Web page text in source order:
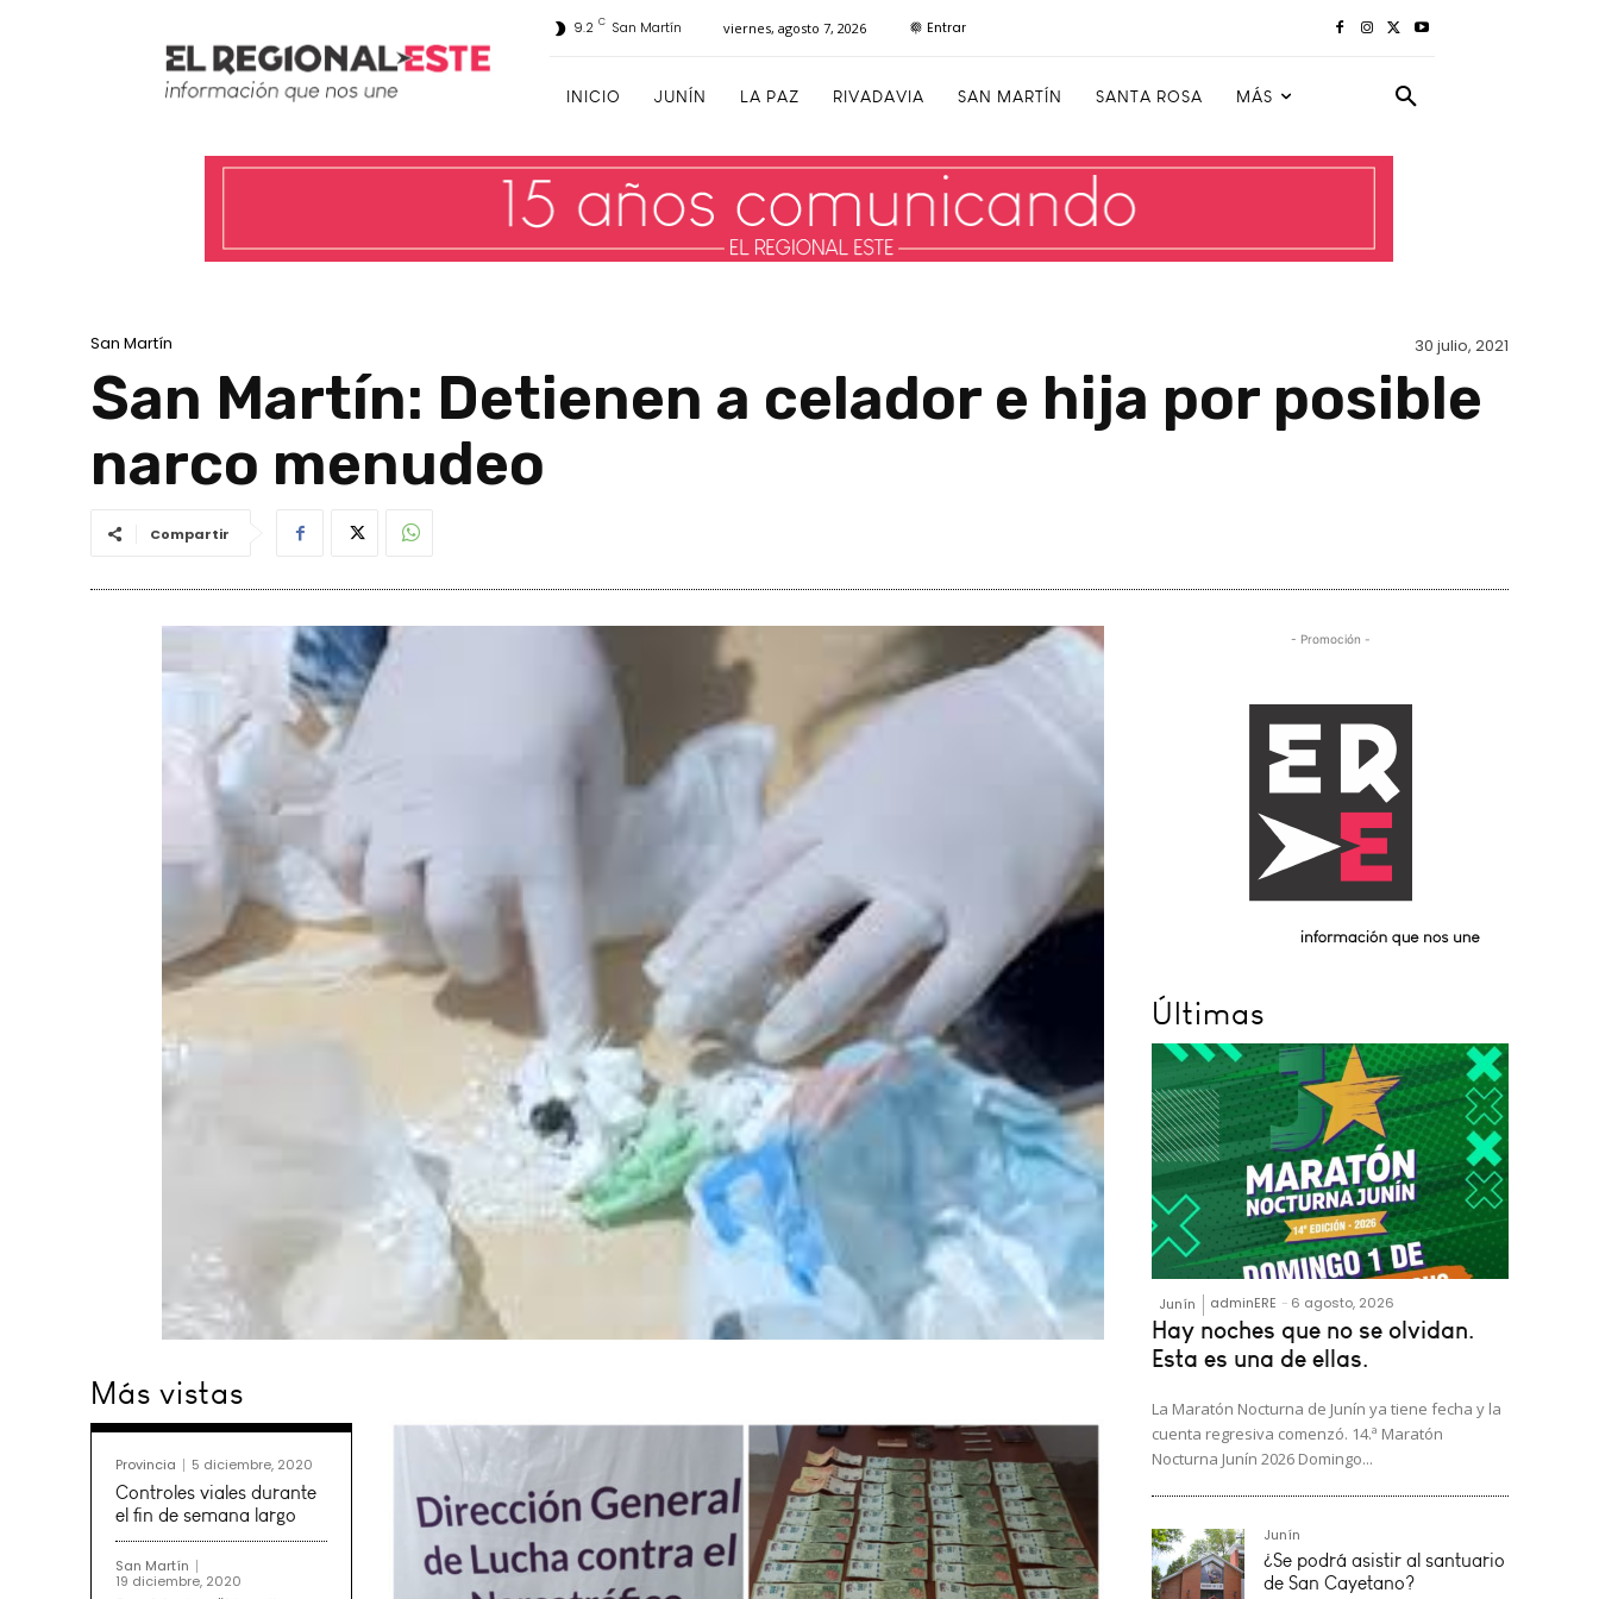
9.2 C San Martín viernes, agosto 7, 2026 Entrar
INICIO JUNÍN LA PAZ RIVADAVIA SAN MARTÍN SANTA ROSA MÁS
San Martín 30 julio, 2021
San Martín: Detienen a celador e hija por posible
narco menudeo
Compartir
Más vistas
Provincia 5 diciembre, 2020
Controles viales durante
el fin de semana largo
San Martín
19 diciembre, 2020
- Promoción -
Últimas
Junín adminERE - 6 agosto, 2026
Hay noches que no se olvidan.
Esta es una de ellas.
La Maratón Nocturna de Junín ya tiene fecha y la
cuenta regresiva comenzó. 14.ª Maratón
Nocturna Junín 2026 Domingo...
Junín
¿Se podrá asistir al santuario
de San Cayetano?